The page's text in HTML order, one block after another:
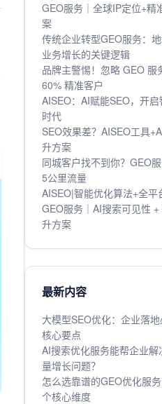
GEO服务｜全球IP定位+精
案
传统企业转型GEO服务：
业务增长的关键逻辑
品牌主警惕！忽略 GEO 服
60% 精准客户
AISEO：AI赋能SEO，开
时代
SEO效果差？AISEO工具
升方案
同城客户找不到你？GEO
5公里流量
AISEO|智能优化算法+全平
GEO服务｜AI搜索可见性
升方案
最新内容
大模型SEO优化：企业落
核心要点
AI搜索优化服务能帮企业解
量增长问题？
怎么选靠谱的GEO优化服
个核心维度